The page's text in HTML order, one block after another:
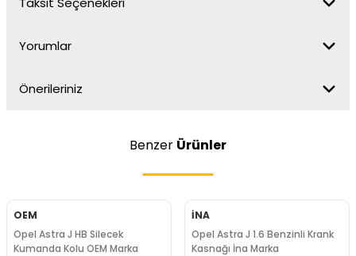
Yorumlar
Önerileriniz
Benzer Ürünler
OEM
Opel Astra J HB Silecek
Kumanda Kolu OEM Marka
İNA
Opel Astra J 1.6 Benzinli Krank
Kasnağı İna Marka